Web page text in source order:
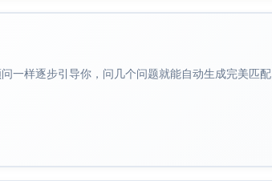
与薇安母亲失踪事件息息相关的秘密。因复杂的
的薇安，弥补过去的错误。
藏真相以求“保护”他人。
动证明自己真心。
，常被忽视的家庭一角。他的失控不但引起家庭矛
一样逐步引导你，问几个问题就能自动生成完美匹配